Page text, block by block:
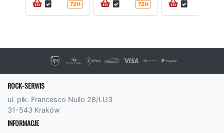
72H 72H
ROCK-SERWIS
ul. płk. Francesco Nullo 28/LU3
31-543 Kraków
INFORMACJE